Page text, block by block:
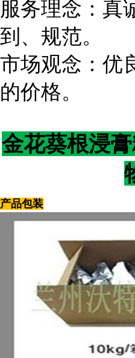
服务理念：真
到、规范。
市场观念：优
的价格。
金花葵根浸
产品包装